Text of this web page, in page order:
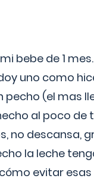
bebe de 1
uno como
(el mas
al poco
no descansa,
la leche
evitar